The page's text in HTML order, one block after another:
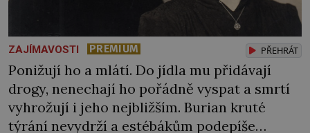
ZAJÍMAVOSTI PREMIUM PŘEHRÁT
Ponižují ho a mlátí. Do jídla mu přidávají
drogy, nenechají ho pořádně vyspat a smrtí
vyhrožují i jeho nejbližším. Burian kruté
týrání nevydrží a estébákům podepíše